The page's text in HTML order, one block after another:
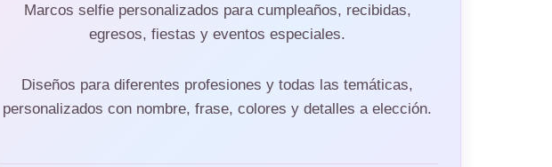
Marcos selfie personalizados para cumpleaños, recibidas,
egresos, fiestas y eventos especiales.
Diseños para diferentes profesiones y todas las temáticas,
personalizados con nombre, frase, colores y detalles a elección.